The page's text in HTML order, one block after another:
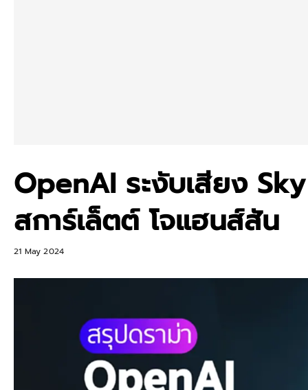
OpenAI ระงับเสียง
สการ์เล็ตต์ โจแฮนส์สัน
21 May 2024